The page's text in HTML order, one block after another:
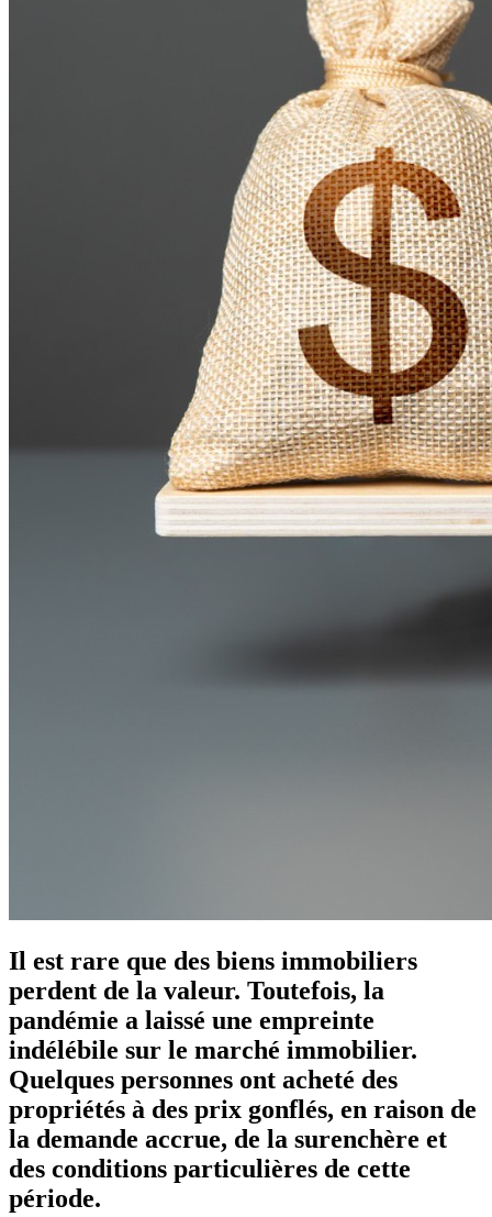
Il est rare que des biens immobiliers
perdent de la valeur. Toutefois, la
pandémie a laissé une empreinte
indélébile sur le marché immobilier.
Quelques personnes ont acheté des
propriétés à des prix gonflés, en raison de
la demande accrue, de la surenchère et
des conditions particulières de cette
période.